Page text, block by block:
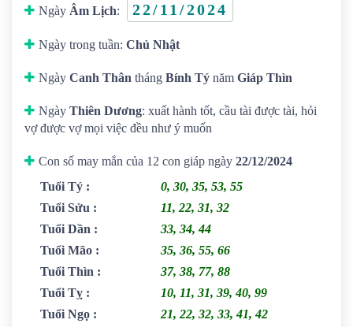
Ngày Âm Lịch: 22/11/2024
Ngày trong tuần: Chủ Nhật
Ngày Canh Thân tháng Bính Tý năm Giáp Thìn
Ngày Thiên Dương: xuất hành tốt, cầu tài được tài, hỏi
vợ được vợ mọi việc đều như ý muốn
Con số may mắn của 12 con giáp ngày 22/12/2024
Tuổi Tý :
0, 30, 35, 53, 55
Tuổi Sửu :
11, 22, 31, 32
Tuổi Dần :
33, 34, 44
Tuổi Mão :
35, 36, 55, 66
Tuổi Thìn :
37, 38, 77, 88
Tuổi Tỵ :
10, 11, 31, 39, 40, 99
Tuổi Ngọ :
21, 22, 32, 33, 41, 42